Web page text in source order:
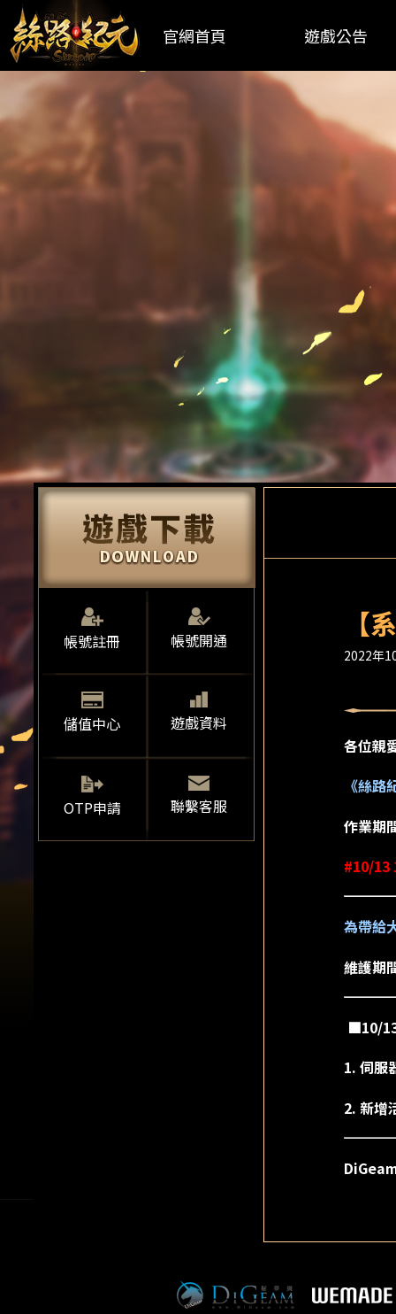
官網首頁 遊戲公告
帳號註冊 帳號開通
儲值中心 遊戲資料
OTP申請 聯繫客服
【
2022年
各位親
《絲
作業期
#10/13
為帶給
維護期
■10/
1. 伺服
2. 新增